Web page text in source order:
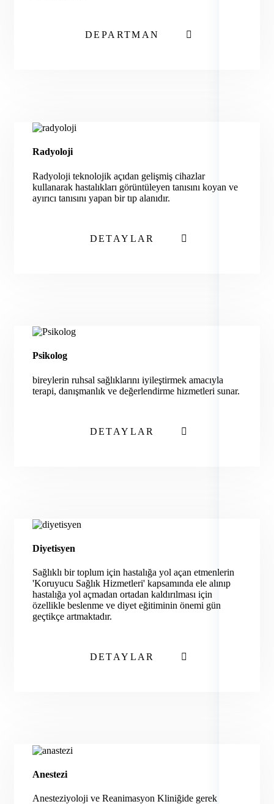
DEPARTMAN
Radyoloji
Radyoloji teknolojik açıdan gelişmiş cihazlar
kullanarak hastalıkları görüntüleyen tanısını koyan ve
ayırıcı tanısını yapan bir tıp alanıdır.
DETAYLAR
Psikolog
bireylerin ruhsal sağlıklarını iyileştirmek amacıyla
terapi, danışmanlık ve değerlendirme hizmetleri sunar.
DETAYLAR
Diyetisyen
Sağlıklı bir toplum için hastalığa yol açan etmenlerin
'Koruyucu Sağlık Hizmetleri' kapsamında ele alınıp
hastalığa yol açmadan ortadan kaldırılması için
özellikle beslenme ve diyet eğitiminin önemi gün
geçtikçe artmaktadır.
DETAYLAR
Anestezi
Anesteziyoloji ve Reanimasyon Kliniğide gerek